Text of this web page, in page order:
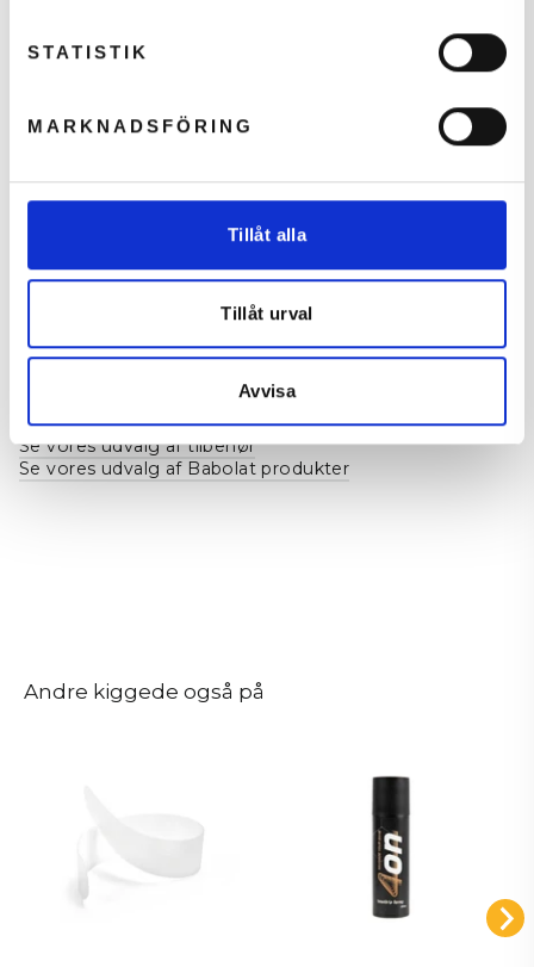
STATISTIK
MARKNADSFÖRING
Tillåt alla
Tillåt urval
Avvisa
Farve
Mærke
Babolat
BETALING, LEVERING OG RETURNERING
Relaterede kategorier:
Se vores udvalg af bats fra Babolat
Se vores udvalg af tilbehør
Se vores udvalg af Babolat produkter
Andre kiggede også på